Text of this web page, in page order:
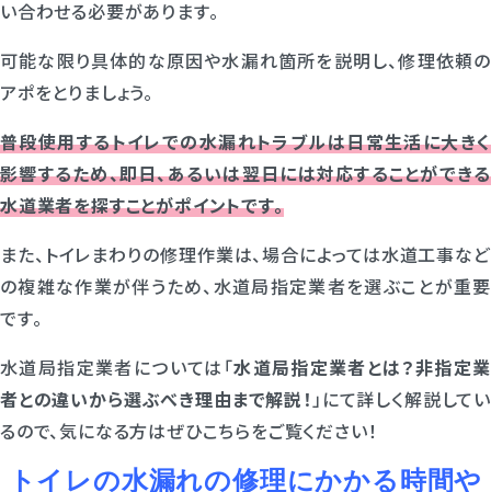
い合わせる必要があります。
可能な限り具体的な原因や水漏れ箇所を説明し、修理依頼の
アポをとりましょう。
普段使用するトイレでの水漏れトラブルは日常生活に大きく
影響するため、即日、あるいは翌日には対応することができる
水道業者を探すことがポイントです。
また、トイレまわりの修理作業は、場合によっては水道工事など
の複雑な作業が伴うため、水道局指定業者を選ぶことが重要
です。
水道局指定業者については「水道局指定業者とは？非指定業
者との違いから選ぶべき理由まで解説！」にて詳しく解説してい
るので、気になる方はぜひこちらをご覧ください！
トイレの水漏れの修理にかかる時間や